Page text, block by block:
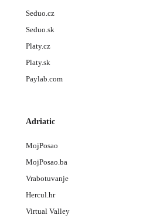
Seduo.cz
Seduo.sk
Platy.cz
Platy.sk
Paylab.com
Adriatic
MojPosao
MojPosao.ba
Vrabotuvanje
Hercul.hr
Virtual Valley